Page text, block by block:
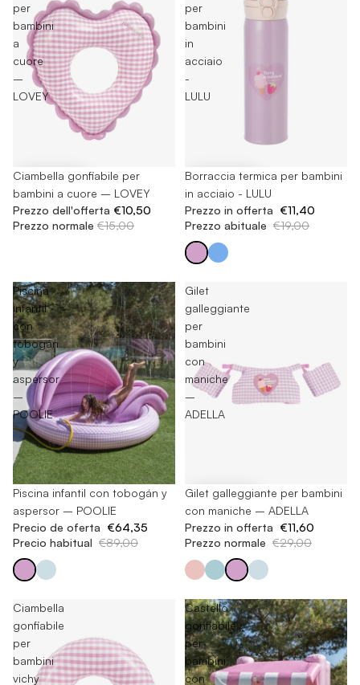
per
bambini
a
cuore
–
LOVEY
-30%
Ciambella gonfiabile per
bambini a cuore – LOVEY
Prezzo dell'offerta €10,50
Prezzo normale €15,00
per
bambini
in
acciaio
-
LULU
-40%
Borraccia termica per bambini
in acciaio - LULU
Prezzo in offerta €11,40
Prezzo abituale €19,00
Piscina
infantil
con
tobogán
y
aspersor
–
POOLIE
-27%
Piscina infantil con tobogán y
aspersor – POOLIE
Precio de oferta €64,35
Precio habitual €89,00
Gilet
galleggiante
per
bambini
con
maniche
–
ADELLA
-60%
Gilet galleggiante per bambini
con maniche – ADELLA
Prezzo in offerta €11,60
Prezzo normale €29,00
Ciambella
gonfiabile
per
bambini
vichy
Castello
gonfiabile
per
bambini
con